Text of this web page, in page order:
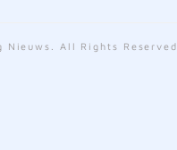
All Rights Reserved